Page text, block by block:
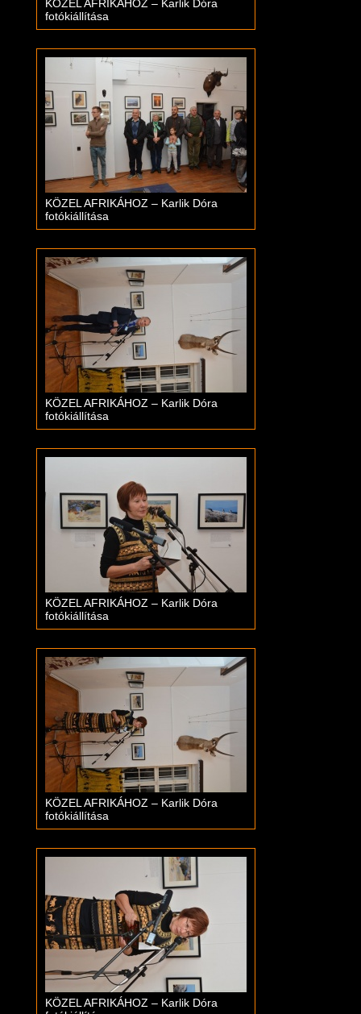
KÖZEL AFRIKÁHOZ – Karlik Dóra
fotókiállítása
KÖZEL AFRIKÁHOZ – Karlik Dóra
fotókiállítása
KÖZEL AFRIKÁHOZ – Karlik Dóra
fotókiállítása
KÖZEL AFRIKÁHOZ – Karlik Dóra
fotókiállítása
KÖZEL AFRIKÁHOZ – Karlik Dóra
fotókiállítása
KÖZEL AFRIKÁHOZ – Karlik Dóra